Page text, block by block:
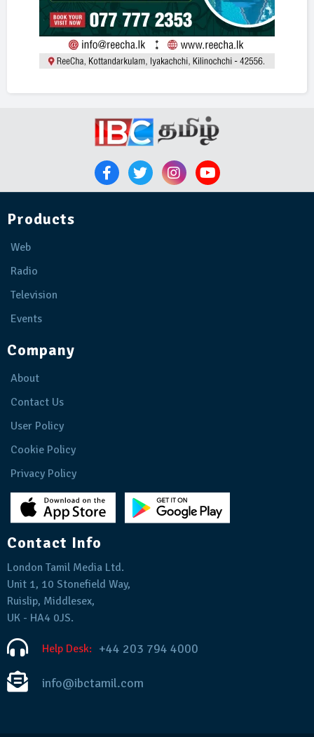
Products
Web
Radio
Television
Events
Company
About
Contact Us
User Policy
Cookie Policy
Privacy Policy
Contact Info
London Tamil Media Ltd.
Unit 1, 10 Stonefield Way,
Ruislip, Middlesex,
UK - HA4 0JS.
Help Desk: +44 203 794 4000
info@ibctamil.com